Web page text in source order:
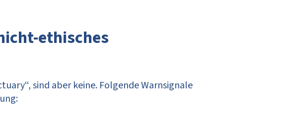
ethisches
sind aber keine. Folgende Warnsignale